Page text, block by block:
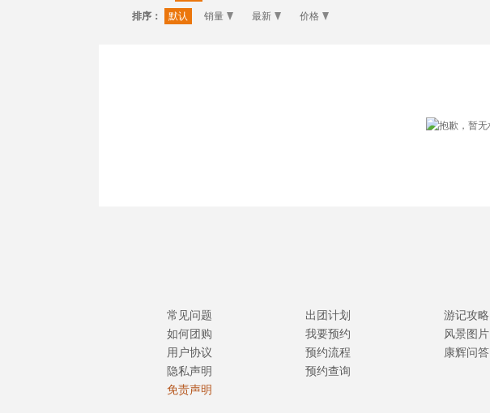
排序：
默认 销量 最新 价格
常见问题
如何团购
用户协议
隐私声明
免责声明
出团计划
我要预约
预约流程
预约查询
游记攻略
风景图片
康辉问答